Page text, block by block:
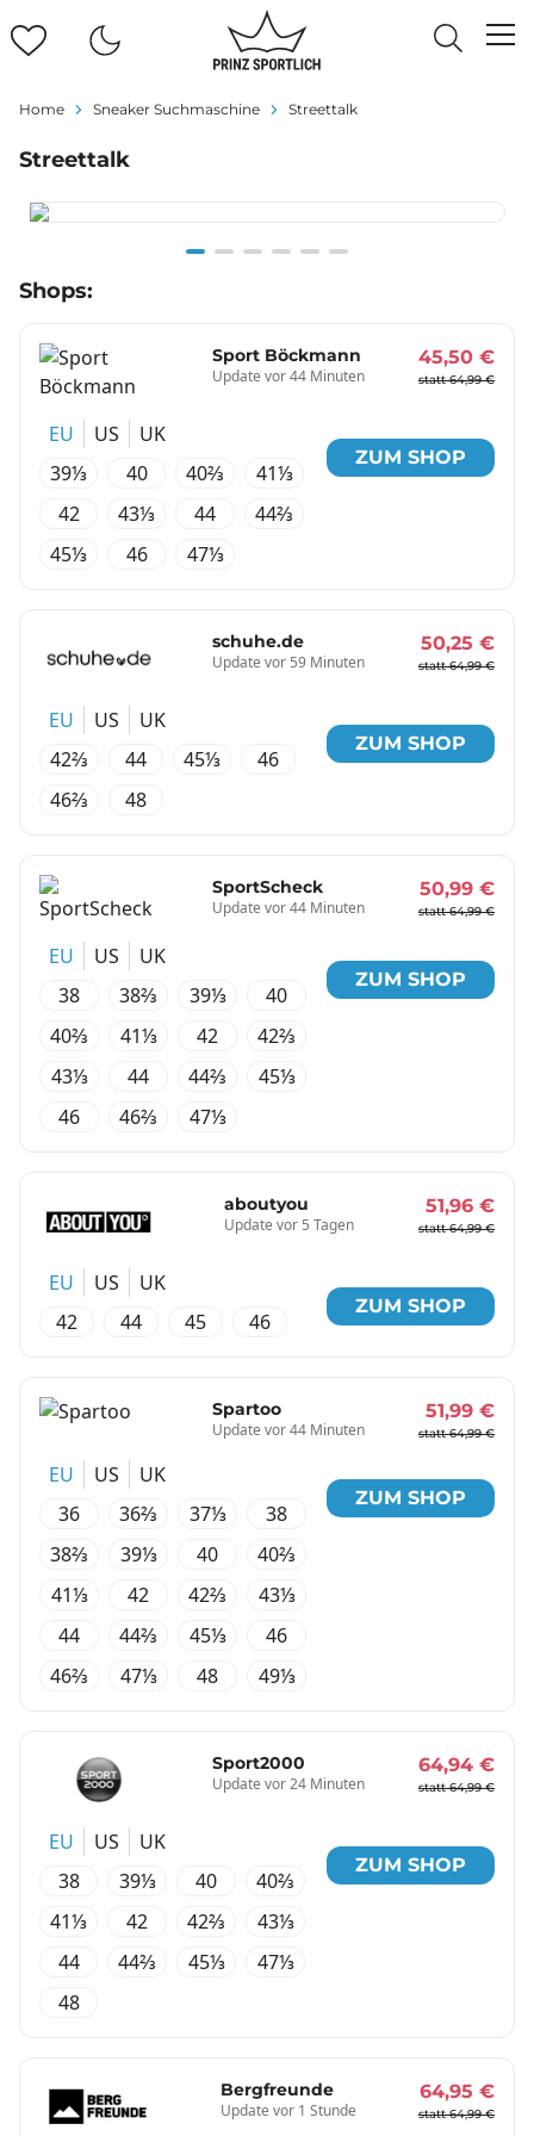
Home Sneaker Suchmaschine Streettalk
Streettalk
1
Shops:
Sport Böckmann
Update vor 44 Minuten
45,50 €
statt 64,99 €
EU US
UK
39⅓
40 40⅔
41⅓
42
43⅓ 44
44⅔
45⅓
46 47⅓
ZUM SHOP
schuhe.de
Update vor 59 Minuten
50,25 €
statt 64,99 €
EU US
UK
42⅔
44 45⅓
46
46⅔
48
ZUM SHOP
SportScheck
Update vor 44 Minuten
50,99 €
statt 64,99 €
EU US
UK
38
38⅔ 39⅓
40
40⅔
41⅓ 42
42⅔
43⅓
44 44⅔
45⅓
46
46⅔ 47⅓
ZUM SHOP
aboutyou
Update vor 5 Tagen
51,96 €
statt 64,99 €
EU US
UK
42
44 45 46
ZUM SHOP
Spartoo
Update vor 44 Minuten
51,99 €
statt 64,99 €
EU US
UK
36
36⅔ 37⅓
38
38⅔
39⅓ 40
40⅔
41⅓
42 42⅔
43⅓
44
44⅔ 45⅓
46
46⅔
47⅓ 48 49⅓
ZUM SHOP
Sport2000
Update vor 24 Minuten
64,94 €
statt 64,99 €
EU US
UK
38
39⅓ 40
40⅔
41⅓
42 42⅔
43⅓
44
44⅔ 45⅓
47⅓
48
ZUM SHOP
Bergfreunde
Update vor 1 Stunde
64,95 €
statt 64,99 €